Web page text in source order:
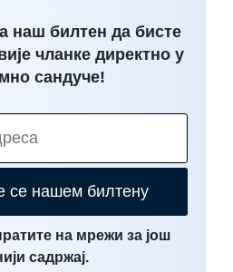
наш билтен да бисте
чланке директно у
сандуче!
се нашем билтену
на мрежи за још
садржај.